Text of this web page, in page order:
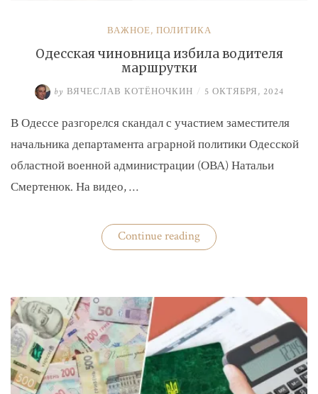
ВАЖНОЕ, ПОЛИТИКА
Одесская чиновница избила водителя
маршрутки
by ВЯЧЕСЛАВ КОТЁНОЧКИН / 5 ОКТЯБРЯ, 2024
В Одессе разгорелся скандал с участием заместителя
начальника департамента аграрной политики Одесской
областной военной администрации (ОВА) Натальи
Смертенюк. На видео, …
Continue reading«Одесская
чиновница